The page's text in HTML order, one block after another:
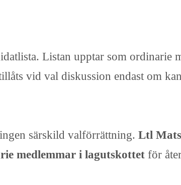
Listan upptar som ordinarie
vid val diskussion endast om
särskild valförrättning. Ltl
medlemmar i lagutskottet för